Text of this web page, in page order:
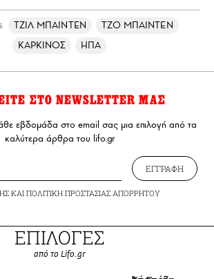
ΤΖΙΛ ΜΠΑΙΝΤΕΝ
ΤΖΟ ΜΠΑΙΝΤΕΝ
ΚΑΡΚΙΝΟΣ
ΗΠΑ
ΣΤΟ NEWSLETTER ΜΑΣ
εβδομάδα στο email σας μια επιλογή από τα
καλύτερα άρθρα του lifo.gr
ΕΓΓΡΑΦΗ
ΚΑΙ ΠΟΛΙΤΙΚΗ ΠΡΟΣΤΑΣΙΑΣ ΑΠΟΡΡΗΤΟΥ
ΕΠΙΛΟΓΕΣ
από το Lifo.gr